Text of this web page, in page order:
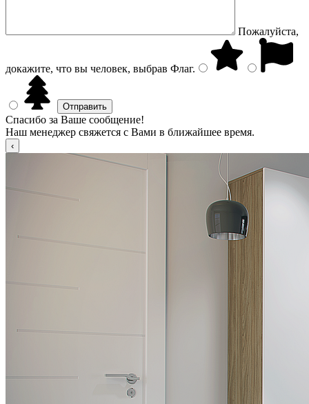
Пожалуйста,
докажите, что вы человек, выбрав Флаг.
Спасибо за Ваше сообщение!
Наш менеджер свяжется с Вами в ближайшее время.